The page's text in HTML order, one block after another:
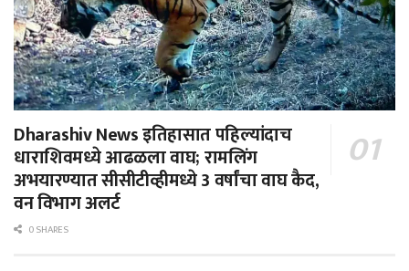
Dharashiv News इतिहासात पहिल्यांदाच
धाराशिवमध्ये आढळला वाघ; रामलिंग
अभयारण्यात सीसीटीव्हीमध्ये 3 वर्षांचा वाघ कैद,
वन विभाग अलर्ट
0 SHARES